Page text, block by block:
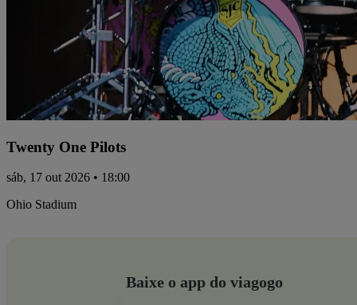
Twenty One Pilots
sáb, 17 out 2026 • 18:00
Ohio Stadium
Baixe o app do viagogo